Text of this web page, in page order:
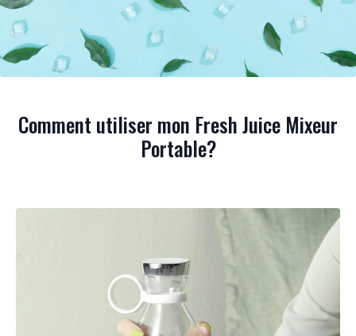
Comment utiliser mon Fresh Juice Mixeur
Portable?